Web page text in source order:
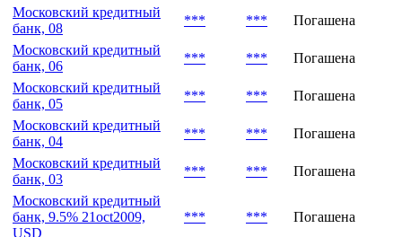
Московский кредитный
банк, 08
*** ***
Погашена
Московский кредитный
банк, 06
*** ***
Погашена
Московский кредитный
банк, 05
*** ***
Погашена
Московский кредитный
банк, 04
*** ***
Погашена
Московский кредитный
банк, 03
*** ***
Погашена
Московский кредитный
банк, 9.5% 21oct2009,
USD
*** *** Погашена